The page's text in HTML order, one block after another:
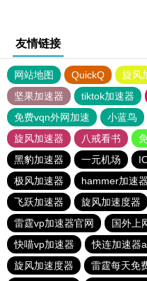
友情链接
网站地图 QuickQ 旋风
坚果加速器
tiktok加速器
免费vqn外网加速
小蓝鸟
旋风加速器
八戒看书
黑豹加速器
一元机场
极风加速器
hammer加速器
飞跃加速器
旋风加速度器
雷霆vp加速器官网
国外上
快喵vp加速器
快连加速器
旋风加速度器
雷霆每天免